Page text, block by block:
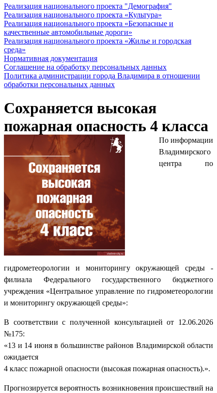
Реализация национального проекта "Демография"
Реализация национального проекта «Культура»
Реализация национального проекта «Безопасные и
качественные автомобильные дороги»
Реализация национального проекта «Жилье и городская
среда»
Нормативная документация
Соглашение на обработку персональных данных
Политика администрации города Владимира в отношении
обработки персональных данных
Сохраняется высокая
пожарная опасность 4 класса
По информации
Владимирского
центра по
гидрометеорологии и мониторингу окружающей среды -
филиала Федерального государственного бюджетного
учреждения «Центральное управление по гидрометеорологии
и мониторингу окружающей среды»:
В соответствии с полученной консультацией от 12.06.2026
№175:
«13 и 14 июня в большинстве районов Владимирской области
ожидается
4 класс пожарной опасности (высокая пожарная опасность).».
Прогнозируется вероятность возникновения происшествий на